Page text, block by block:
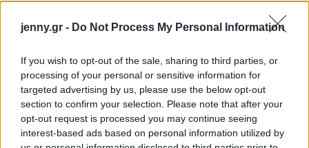
jenny.gr - Do Not Process My Personal Information
If you wish to opt-out of the sale, sharing to third parties, or
processing of your personal or sensitive information for
targeted advertising by us, please use the below opt-out
section to confirm your selection. Please note that after your
opt-out request is processed you may continue seeing
interest-based ads based on personal information utilized by
and Referral Hospital στο Eldoret, ύστερα από
της», ανέφερε η ομοσπονδία Αθλητισμού της
Ουγκάντας. Οι γονείς της33χρονηςδήλωσαν ότι
τοζευγάριτσακωνόταν για το ακίνητο που
αγόρασε η αθλήτρια για να βρίσκεται κοντά στα